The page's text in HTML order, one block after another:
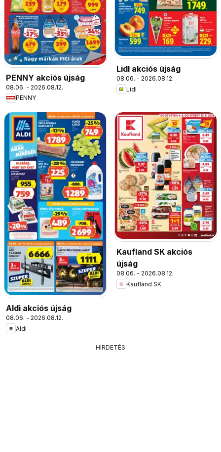
PENNY akciós újság
08.06. - 2026.08.12.
PENNY
Lidl akciós újság
08.06. - 2026.08.12.
Lidl
Aldi akciós újság
08.06. - 2026.08.12.
Aldi
Kaufland SK akciós
újság
08.06. - 2026.08.12.
Kaufland SK
HIRDETÉS